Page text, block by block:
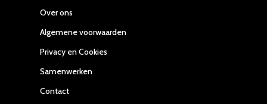
Over ons
Algemene voorwaarden
Privacy en Cookies
Samenwerken
Contact